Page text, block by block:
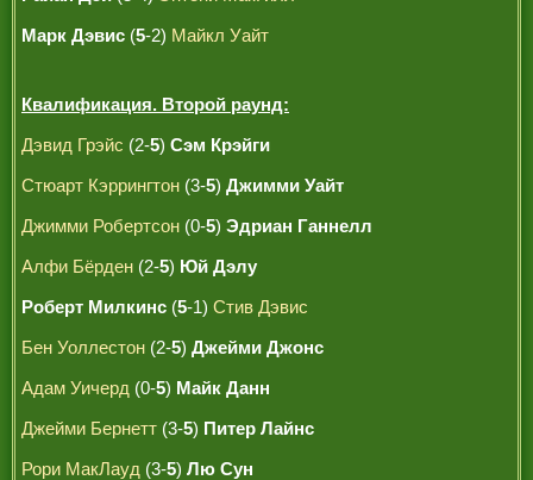
Марк Дэвис (5-2) Майкл Уайт
Квалификация. Второй раунд:
Дэвид Грэйс (2-5) Сэм Крэйги
Стюарт Кэррингтон (3-5) Джимми Уайт
Джимми Робертсон (0-5) Эдриан Ганнелл
Алфи Бёрден (2-5) Юй Дэлу
Роберт Милкинс (5-1) Стив Дэвис
Бен Уоллестон (2-5) Джейми Джонс
Адам Уичерд (0-5) Майк Данн
Джейми Бернетт (3-5) Питер Лайнс
Рори МакЛауд (3-5) Лю Сун